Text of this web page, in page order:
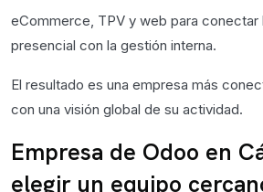
eCommerce, TPV y web para conectar
presencial con la gestión interna.
El resultado es una empresa más
con una visión global de su actividad.
Empresa de Odoo en
elegir un equipo